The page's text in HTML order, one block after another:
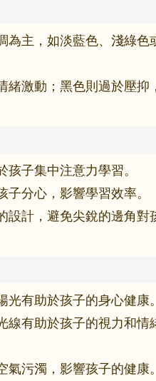
為主，如淡藍色、淺綠色
緒激動；黑色則過於壓抑
孩子集中注意力學習。
子分心，影響學習效率。
設計，避免尖銳的邊角對
光有助於孩子的身心健康。
線有助於孩子的視力和情
氣污濁，影響孩子的健康。